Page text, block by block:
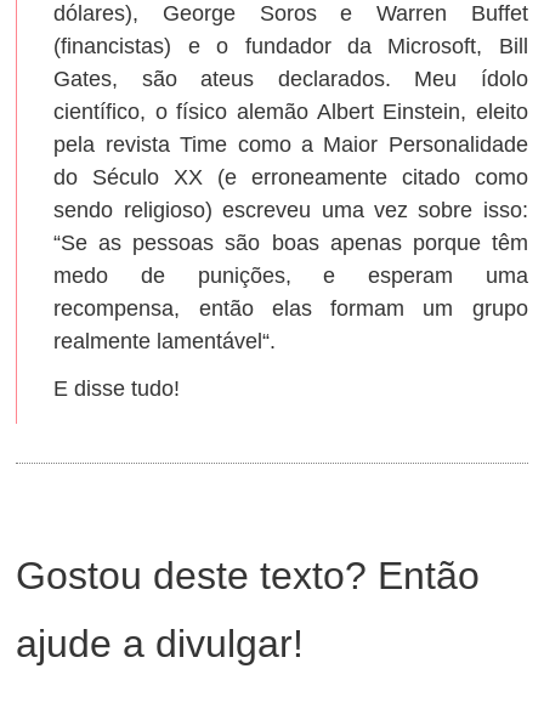
dólares), George Soros e Warren Buffet
(financistas) e o fundador da Microsoft, Bill
Gates, são ateus declarados. Meu ídolo
científico, o físico alemão Albert Einstein, eleito
pela revista Time como a Maior Personalidade
do Século XX (e erroneamente citado como
sendo religioso) escreveu uma vez sobre isso:
“Se as pessoas são boas apenas porque têm
medo de punições, e esperam uma
recompensa, então elas formam um grupo
realmente lamentável“.
E disse tudo!
Gostou deste texto? Então
ajude a divulgar!